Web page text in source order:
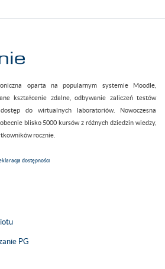
oparta na popularnym systemie Moodle,
kształcenie zdalne, odbywanie zaliczeń testów
do wirtualnych laboratoriów. Nowoczesna
blisko 5000 kursów z różnych dziedzin wiedzy,
rocznie.
dostępności
PG